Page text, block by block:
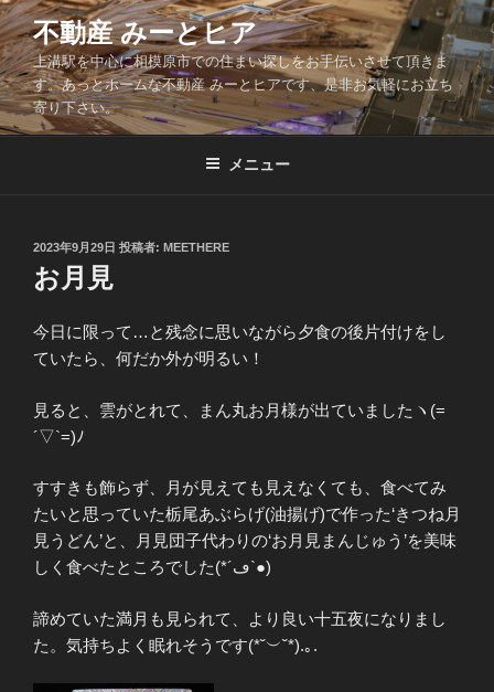
コ
ン
テ
ン
ツ
不動産 みーとヒア
上溝駅を中心に相模原市での住まい探しをお手伝いさせて頂きま
す。あっとホームな不動産 みーとヒアです、是非お気軽にお立ち
寄り下さい。
メニュー
投
稿
日:
2023年9月29日 投稿者: MEETHERE
お月見
今日に限って…と残念に思いながら夕食の後片付けをし
ていたら、何だか外が明るい！
見ると、雲がとれて、まん丸お月様が出ていましたヽ(=
´▽`=)ﾉ
すすきも飾らず、月が見えても見えなくても、食べてみ
たいと思っていた栃尾あぶらげ(油揚げ)で作った‘きつね月
見うどん’と、月見団子代わりの‘お月見まんじゅう’を美味
しく食べたところでした(*´ڡ`●)
諦めていた満月も見られて、より良い十五夜になりまし
た。気持ちよく眠れそうです(*˘︶˘*).｡.